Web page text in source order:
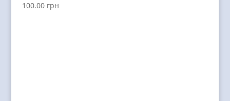
100.00 грн